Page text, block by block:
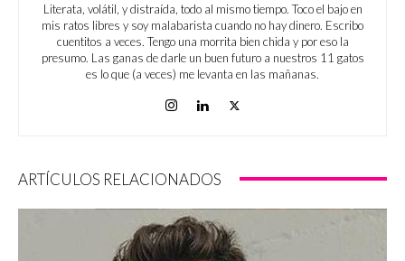
Literata, volátil, y distraída, todo al mismo tiempo. Toco el bajo en
mis ratos libres y soy malabarista cuando no hay dinero. Escribo
cuentitos a veces. Tengo una morrita bien chida y por eso la
presumo. Las ganas de darle un buen futuro a nuestros 11 gatos
es lo que (a veces) me levanta en las mañanas.
ARTÍCULOS RELACIONADOS